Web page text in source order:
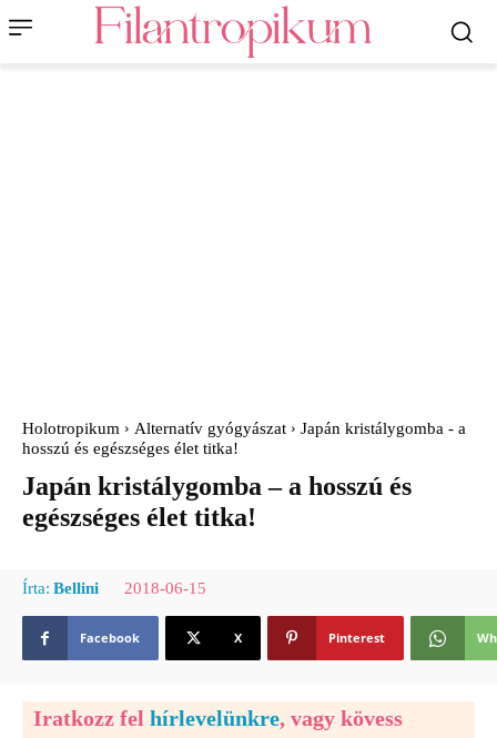
Holotropikum Alternatív gyógyászat
Japán kristálygomba - a
hosszú és egészséges élet titka!
Japán kristálygomba – a hosszú és
egészséges élet titka!
Írta: Bellini 2018-06-15
Facebook X Pinterest
Iratkozz fel hírlevelünkre, vagy kövess